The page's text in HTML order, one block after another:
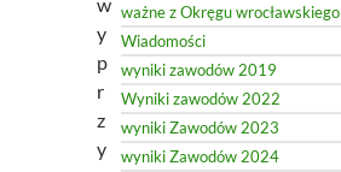
y
p
r
z
y
ważne z Okręgu wrocławskiego
Wiadomości
wyniki zawodów 2019
Wyniki zawodów 2022
wyniki Zawodów 2023
wyniki Zawodów 2024